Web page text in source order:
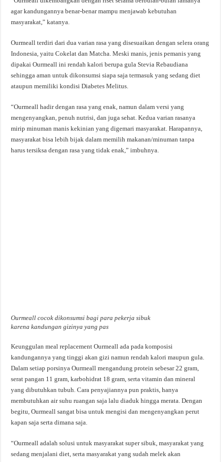
agar kandungannya benar-benar mampu menjawab kebutuhan
masyarakat,” katanya.
Ourmeall terdiri dari dua varian rasa yang disesuaikan dengan selera orang
Indonesia, yaitu Cokelat dan Matcha. Meski manis, jenis pemanis yang
dipakai Ourmeall ini rendah kalori berupa gula Stevia Rebaudiana
sehingga aman untuk dikonsumsi siapa saja termasuk yang sedang diet
ataupun memiliki kondisi Diabetes Melitus.
“Ourmeall hadir dengan rasa yang enak, namun dalam versi yang
mengenyangkan, penuh nutrisi, dan juga sehat. Kedua varian rasanya
mirip minuman manis kekinian yang digemari masyarakat. Harapannya,
masyarakat bisa lebih bijak dalam memilih makanan/minuman tanpa
harus tersiksa dengan rasa yang tidak enak,” imbuhnya.
Ourmeall cocok dikonsumsi bagi para pekerja sibuk
karena kandungan gizinya yang pas
Keunggulan meal replacement Ourmeall ada pada komposisi
kandungannya yang tinggi akan gizi namun rendah kalori maupun gula.
Dalam setiap porsinya Ourmeall mengandung protein sebesar 22 gram,
serat pangan 11 gram, karbohidrat 18 gram, serta vitamin dan mineral
yang dibutuhkan tubuh. Cara penyajiannya pun praktis, hanya
membutuhkan air suhu ruangan saja lalu diaduk hingga merata. Dengan
begitu, Ourmeall sangat bisa untuk mengisi dan mengenyangkan perut
kapan saja serta dimana saja.
“Ourmeall adalah solusi untuk masyarakat super sibuk, masyarakat yang
sedang menjalani diet, serta masyarakat yang sudah melek akan